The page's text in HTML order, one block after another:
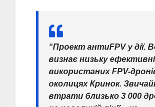
“Проект антиFPV у дії.
визнає низьку
використаних FPV-
околицях Кринок.
втрати близько 3 000